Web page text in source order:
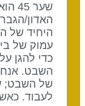
שער
האדון/
היחיד של
עמוק של
כדי להגן
השבט.
של השבט;
לעבוד.